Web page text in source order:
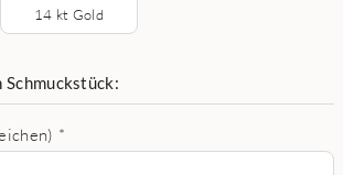
14 kt Gold
*